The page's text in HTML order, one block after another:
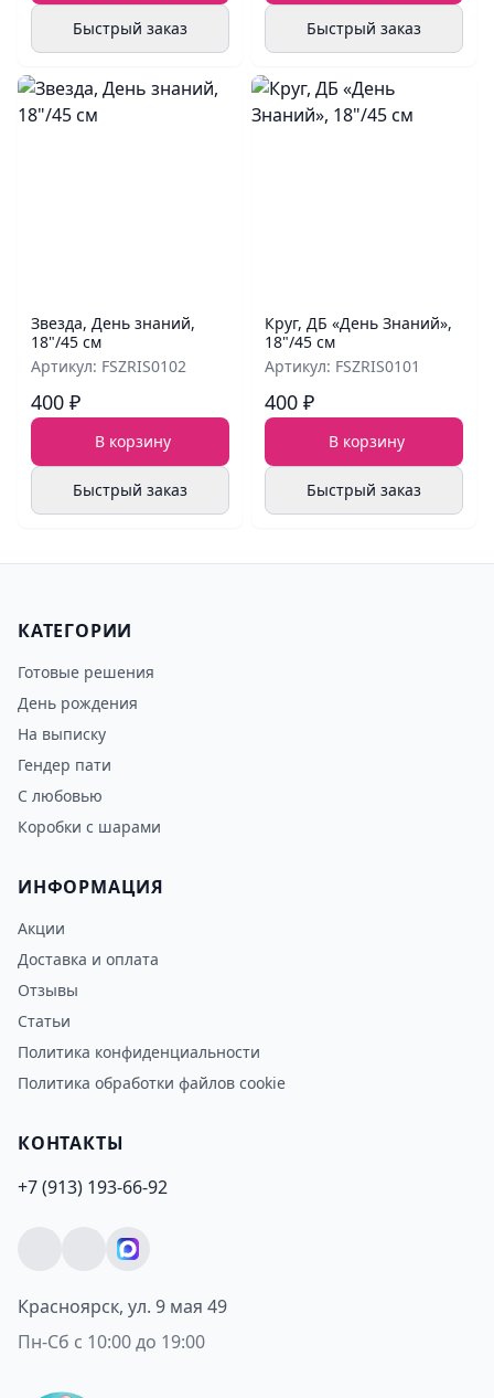
Быстрый заказ Быстрый заказ
Звезда, День знаний,
18"/45 см
Артикул: FSZRIS0102
400 ₽
В корзину
Быстрый заказ
Круг, ДБ «День Знаний»,
18"/45 см
Артикул: FSZRIS0101
400 ₽
В корзину
Быстрый заказ
КАТЕГОРИИ
Готовые решения
День рождения
На выписку
Гендер пати
С любовью
Коробки с шарами
ИНФОРМАЦИЯ
Акции
Доставка и оплата
Отзывы
Статьи
Политика конфиденциальности
Политика обработки файлов cookie
КОНТАКТЫ
+7 (913) 193-66-92
Красноярск, ул. 9 мая 49
Пн-Сб с 10:00 до 19:00